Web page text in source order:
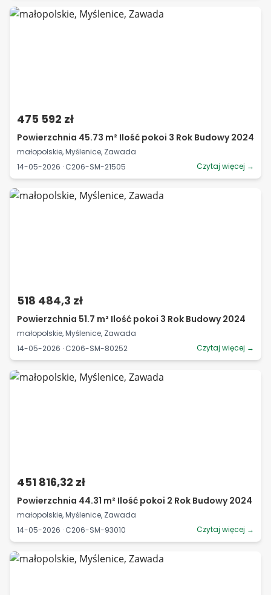
475 592 zł
Powierzchnia 45.73 m² Ilość pokoi 3 Rok Budowy 2024
małopolskie, Myślenice, Zawada
14-05-2026 · C206-SM-21505
Czytaj więcej →
518 484,3 zł
Powierzchnia 51.7 m² Ilość pokoi 3 Rok Budowy 2024
małopolskie, Myślenice, Zawada
14-05-2026 · C206-SM-80252
Czytaj więcej →
451 816,32 zł
Powierzchnia 44.31 m² Ilość pokoi 2 Rok Budowy 2024
małopolskie, Myślenice, Zawada
14-05-2026 · C206-SM-93010
Czytaj więcej →